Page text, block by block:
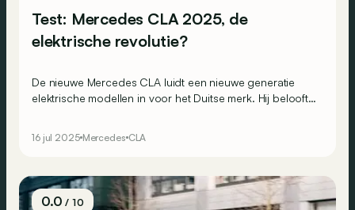
Test: Mercedes CLA 2025, de
elektrische revolutie?
De nieuwe Mercedes CLA luidt een nieuwe generatie
elektrische modellen in voor het Duitse merk. Hij belooft
waarmaken in de praktijk?
16 jul 2025 Mercedes CLA
0.0/ 10